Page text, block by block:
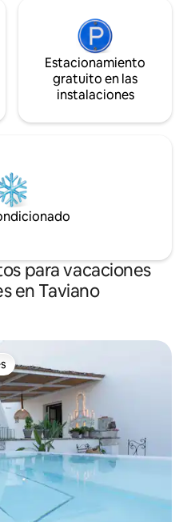
Estacionamiento
gratuito en las
instalaciones
para vacaciones
en Taviano